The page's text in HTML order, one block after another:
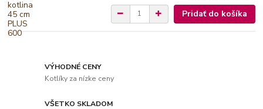
Pridať do košíka
VÝHODNÉ CENY
Kotlíky za nízke ceny
VŠETKO SKLADOM